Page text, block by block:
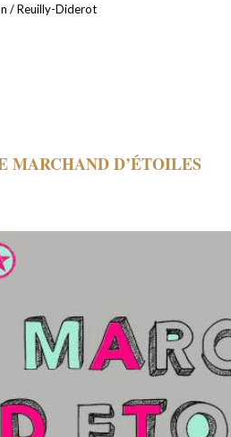
/ Reuilly-Diderot
MARCHAND D’ÉTOILES